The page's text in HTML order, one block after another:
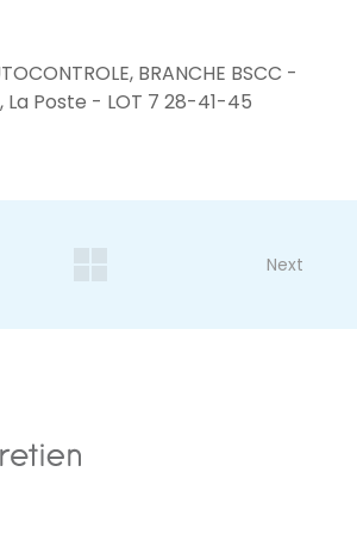
BRANCHE BSCC -
La Poste - LOT 7 28-41-45
Next